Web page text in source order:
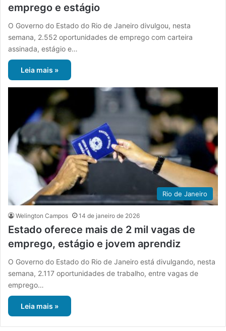
emprego e estágio
O Governo do Estado do Rio de Janeiro divulgou, nesta
semana, 2.552 oportunidades de emprego com carteira
assinada, estágio e…
Leia mais »
Rio de Janeiro
Welington Campos 14 de janeiro de 2026
Estado oferece mais de 2 mil vagas de
emprego, estágio e jovem aprendiz
O Governo do Estado do Rio de Janeiro está divulgando, nesta
semana, 2.117 oportunidades de trabalho, entre vagas de
emprego…
Leia mais »